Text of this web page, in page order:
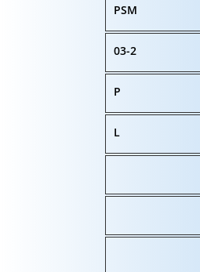
PSM
03-2
P
L